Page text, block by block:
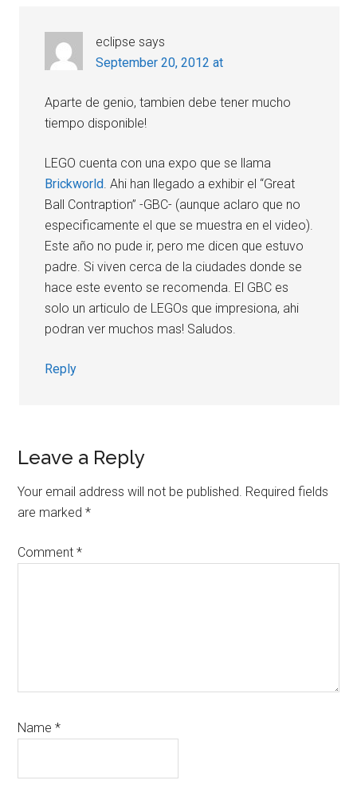
eclipse says
September 20, 2012 at
Aparte de genio, tambien debe tener mucho
tiempo disponible!
LEGO cuenta con una expo que se llama
Brickworld. Ahi han llegado a exhibir el “Great
Ball Contraption” -GBC- (aunque aclaro que no
especificamente el que se muestra en el video).
Este año no pude ir, pero me dicen que estuvo
padre. Si viven cerca de la ciudades donde se
hace este evento se recomenda. El GBC es
solo un articulo de LEGOs que impresiona, ahi
podran ver muchos mas! Saludos.
Reply
Leave a Reply
Your email address will not be published. Required fields
are marked*
Comment*
Name*